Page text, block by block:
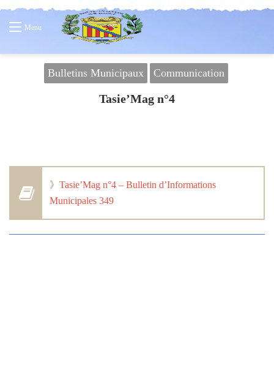
Menu
Bulletins Municipaux Communication
Tasie’Mag n°4
》 Tasie’Mag n°4 – Bulletin d’Informations
Municipales 349